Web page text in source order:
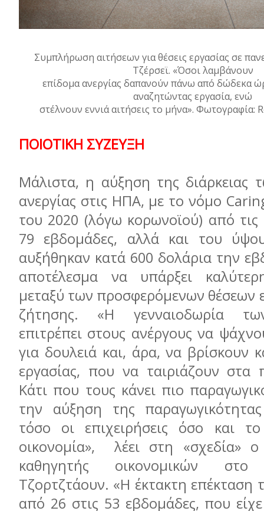
Συμπλήρωση αιτήσεων για θέσεις εργασίας σε
Τζέρσεϊ. «Όσοι λαμβάνουν
επίδομα ανεργίας δαπανούν πάνω από δώδεκα
αναζητώντας εργασία, ενώ
στέλνουν εννιά αιτήσεις το μήνα». Φωτογραφία:
ΠΟΙΟΤΙΚΗ ΣΥΖΕΥΞΗ
Μάλιστα, η αύξηση της διάρκειας
ανεργίας στις ΗΠΑ, με το νόμο
του 2020 (λόγω κορωνοϊού) από τις
79 εβδομάδες, αλλά και του
αυξήθηκαν κατά 600 δολάρια την
αποτέλεσμα να υπάρξει
μεταξύ των προσφερόμενων θέσεων
ζήτησης. «H γενναιοδωρία
επιτρέπει στους ανέργους να
για δουλειά και, άρα, να βρίσκουν
εργασίας, που να ταιριάζουν στα
Κάτι που τους κάνει πιο
την αύξηση της
τόσο οι επιχειρήσεις όσο και
οικονομία», λέει στη «σχεδία»
καθηγητής οικονομικών στο
Τζορτζτάουν. «Η έκτακτη επέκταση
από 26 στις 53 εβδομάδες, που